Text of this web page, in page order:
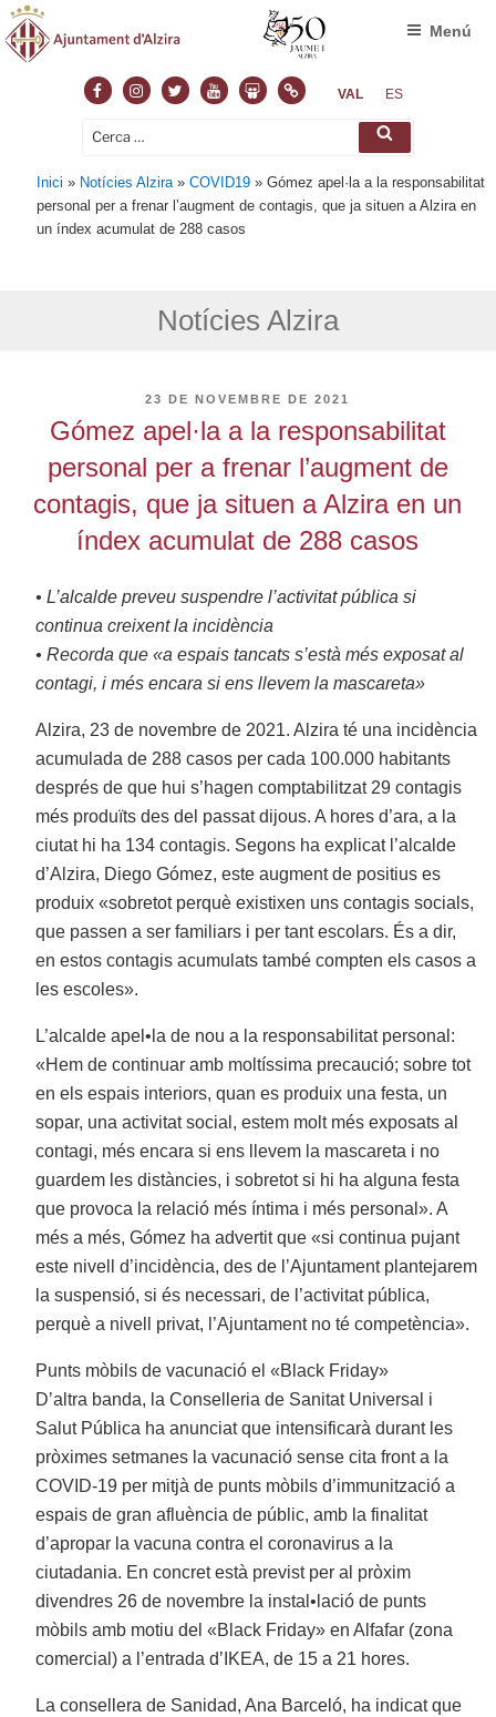
FacebookInstagram
TwitterYoutubeSlideshare
NormasVAL ES
Cerca: Cerca
Menú
Inici » Notícies Alzira »COVID19 »Gómez apel·la a la responsabilitat
personal per a frenar l’augment de contagis, que ja situen a Alzira en
un índex acumulat de 288 casos
Notícies Alzira
PUBLICAT
23 DE NOVEMBRE DE 2021
Gómez apel·la a la responsabilitat
personal per a frenar l’augment de
contagis, que ja situen a Alzira en un
índex acumulat de 288 casos
• L’alcalde preveu suspendre l’activitat pública si
continua creixent la incidència
• Recorda que «a espais tancats s’està més exposat al
contagi, i més encara si ens llevem la mascareta»
Alzira, 23 de novembre de 2021. Alzira té una incidència
acumulada de 288 casos per cada 100.000 habitants
després de que hui s’hagen comptabilitzat 29 contagis
més produïts des del passat dijous. A hores d’ara, a la
ciutat hi ha 134 contagis. Segons ha explicat l’alcalde
d’Alzira, Diego Gómez, este augment de positius es
produix «sobretot perquè existixen uns contagis socials,
que passen a ser familiars i per tant escolars. És a dir,
en estos contagis acumulats també compten els casos a
les escoles».
L’alcalde apel•la de nou a la responsabilitat personal:
«Hem de continuar amb moltíssima precaució; sobre tot
en els espais interiors, quan es produix una festa, un
sopar, una activitat social, estem molt més exposats al
contagi, més encara si ens llevem la mascareta i no
guardem les distàncies, i sobretot si hi ha alguna festa
que provoca la relació més íntima i més personal». A
més a més, Gómez ha advertit que «si continua pujant
este nivell d’incidència, des de l’Ajuntament plantejarem
la suspensió, si és necessari, de l’activitat pública,
perquè a nivell privat, l’Ajuntament no té competència».
Punts mòbils de vacunació el «Black Friday»
D’altra banda, la Conselleria de Sanitat Universal i
Salut Pública ha anunciat que intensificarà durant les
pròximes setmanes la vacunació sense cita front a la
COVID-19 per mitjà de punts mòbils d’immunització a
espais de gran afluència de públic, amb la finalitat
d’apropar la vacuna contra el coronavirus a la
ciutadania. En concret està previst per al pròxim
divendres 26 de novembre la instal•lació de punts
mòbils amb motiu del «Black Friday» en Alfafar (zona
comercial) a l’entrada d’IKEA, de 15 a 21 hores.
La consellera de Sanidad, Ana Barceló, ha indicat que